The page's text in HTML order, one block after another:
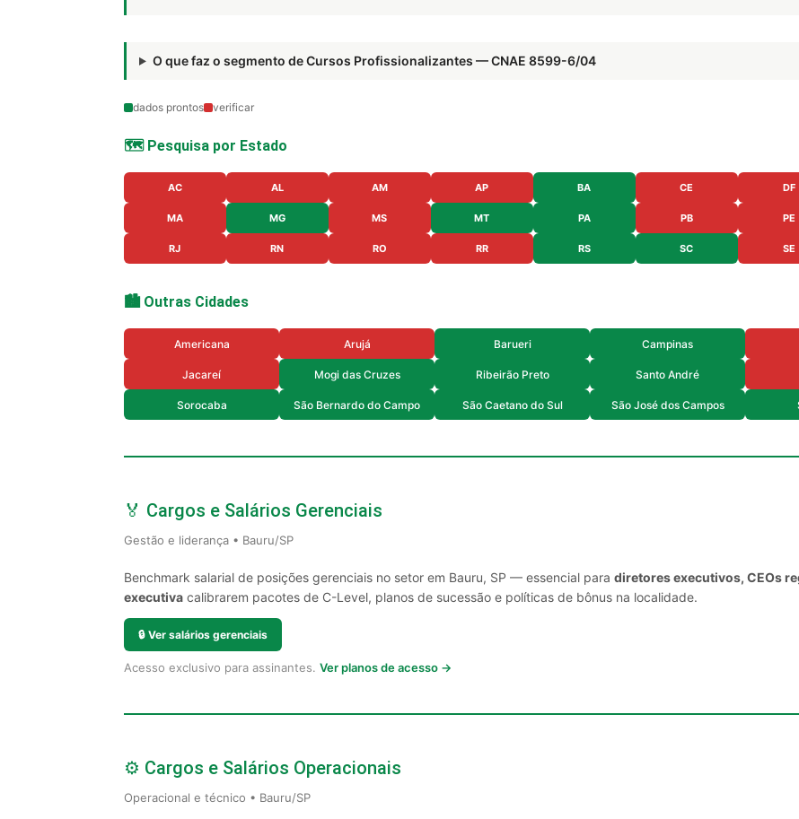
O que faz o segmento de Cursos Profissionalizantes — CNAE 8599-6/04
dados prontos verificar
🗺️ Pesquisa por Estado
AC AL AM AP BA CE DF
MA MG MS MT PA PB PE
RJ RN RO RR RS SC SE
🏙️ Outras Cidades
Americana Arujá Barueri Campinas
Jacareí Mogi das Cruzes Ribeirão Preto Santo André
Sorocaba São Bernardo do Campo São Caetano do Sul São José dos Campos
🏅 Cargos e Salários Gerenciais
Gestão e liderança • Bauru/SP
Benchmark salarial de posições gerenciais no setor em Bauru, SP — essencial para diretores executivos, CEOs
executiva calibrarem pacotes de C-Level, planos de sucessão e políticas de bônus na localidade.
🔒 Ver salários gerenciais
Acesso exclusivo para assinantes. Ver planos de acesso →
⚙️ Cargos e Salários Operacionais
Operacional e técnico • Bauru/SP